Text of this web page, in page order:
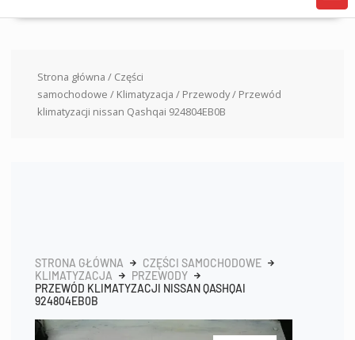
Strona główna / Części
samochodowe / Klimatyzacja / Przewody/ Przewód
klimatyzacji nissan Qashqai 924804EB0B
STRONA GŁÓWNA
CZĘŚCI SAMOCHODOWE
KLIMATYZACJA
PRZEWODY
PRZEWÓD KLIMATYZACJI NISSAN QASHQAI
924804EB0B